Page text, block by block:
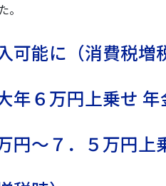
能に（消費税増
６万円上乗せ 年
〜７．５万円上